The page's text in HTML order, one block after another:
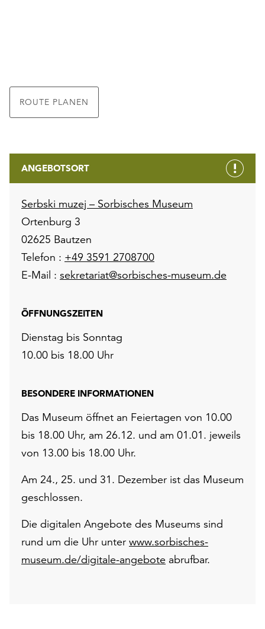
ROUTE PLANEN
ANGEBOTSORT
Serbski muzej – Sorbisches Museum
Ortenburg 3
02625 Bautzen
Telefon : +49 3591 2708700
E-Mail : sekretariat@sorbisches-museum.de
ÖFFNUNGSZEITEN
Dienstag bis Sonntag
10.00 bis 18.00 Uhr
BESONDERE INFORMATIONEN
Das Museum öffnet an Feiertagen von 10.00
bis 18.00 Uhr, am 26.12. und am 01.01. jeweils
von 13.00 bis 18.00 Uhr.
Am 24., 25. und 31. Dezember ist das Museum
geschlossen.
Die digitalen Angebote des Museums sind
rund um die Uhr unter www.sorbisches-
museum.de/digitale-angebote abrufbar.